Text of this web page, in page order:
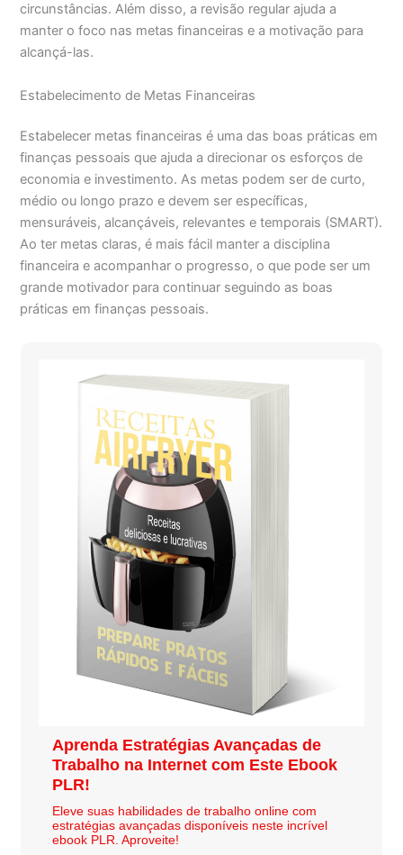
circunstâncias. Além disso, a revisão regular ajuda a
manter o foco nas metas financeiras e a motivação para
alcançá-las.
Estabelecimento de Metas Financeiras
Estabelecer metas financeiras é uma das boas práticas em
finanças pessoais que ajuda a direcionar os esforços de
economia e investimento. As metas podem ser de curto,
médio ou longo prazo e devem ser específicas,
mensuráveis, alcançáveis, relevantes e temporais (SMART).
Ao ter metas claras, é mais fácil manter a disciplina
financeira e acompanhar o progresso, o que pode ser um
grande motivador para continuar seguindo as boas
práticas em finanças pessoais.
Aprenda Estratégias Avançadas de
Trabalho na Internet com Este Ebook
PLR!
Eleve suas habilidades de trabalho online com
estratégias avançadas disponíveis neste incrível
ebook PLR. Aproveite!